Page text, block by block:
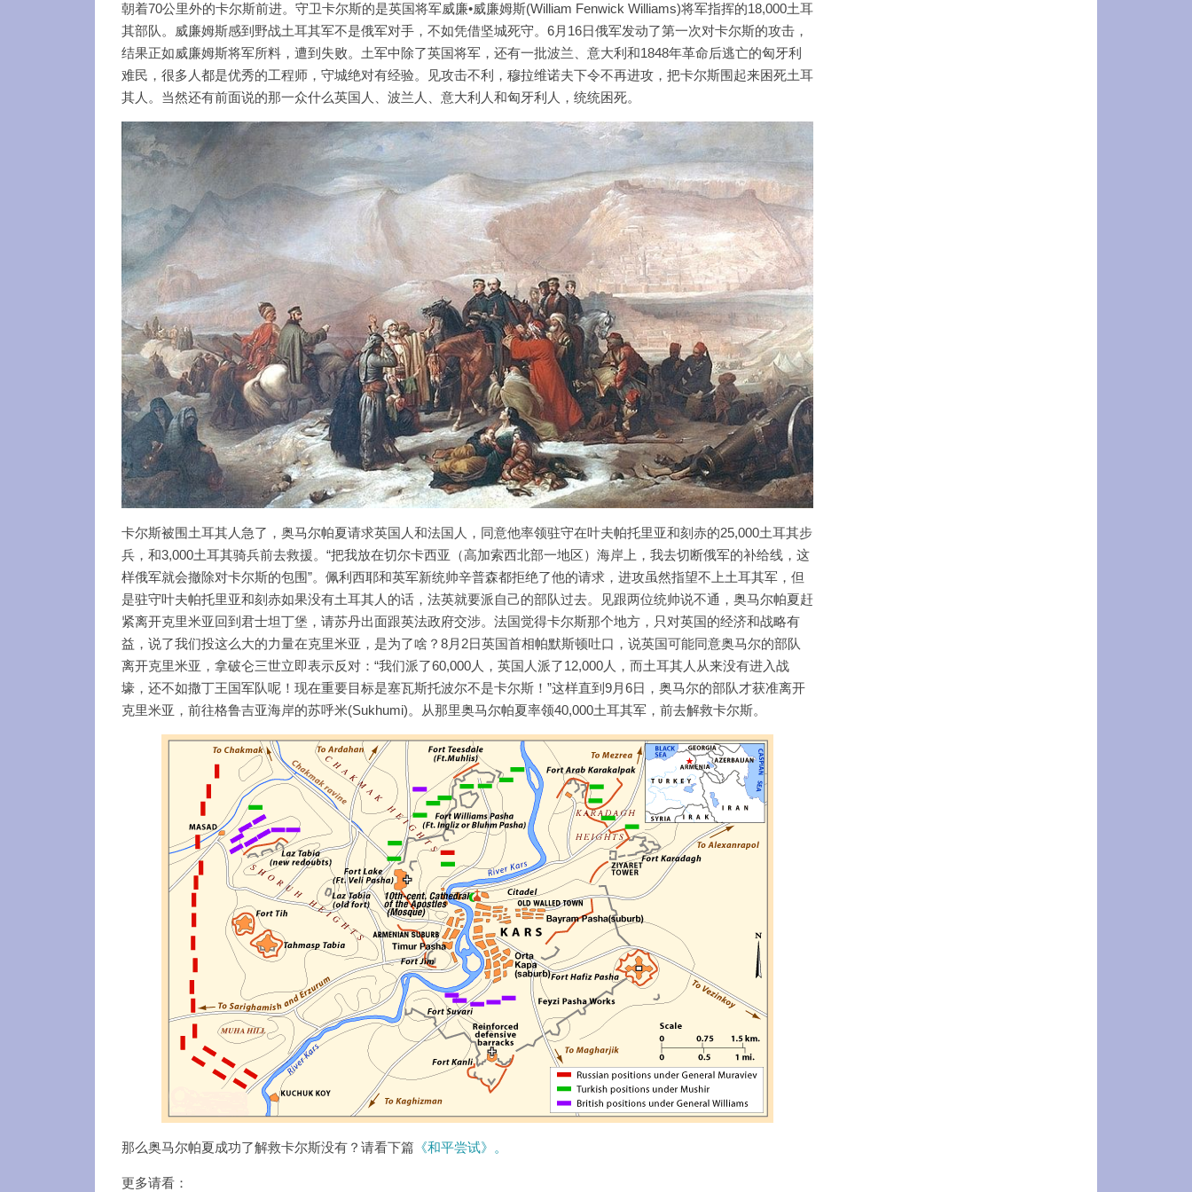
朝着70公里外的卡尔斯前进。守卫卡尔斯的是英国将军威廉•威廉姆斯(William Fenwick Williams)将军指挥的18,000土耳
其部队。威廉姆斯感到野战土耳其军不是俄军对手，不如凭借坚城死守。6月16日俄军发动了第一次对卡尔斯的攻击，
结果正如威廉姆斯将军所料，遭到失败。土军中除了英国将军，还有一批波兰、意大利和1848年革命后逃亡的匈牙利
难民，很多人都是优秀的工程师，守城绝对有经验。见攻击不利，穆拉维诺夫下令不再进攻，把卡尔斯围起来困死土耳
其人。当然还有前面说的那一众什么英国人、波兰人、意大利人和匈牙利人，统统困死。
卡尔斯被围土耳其人急了，奥马尔帕夏请求英国人和法国人，同意他率领驻守在叶夫帕托里亚和刻赤的25,000土耳其步
兵，和3,000土耳其骑兵前去救援。“把我放在切尔卡西亚（高加索西北部一地区）海岸上，我去切断俄军的补给线，这
样俄军就会撤除对卡尔斯的包围”。佩利西耶和英军新统帅辛普森都拒绝了他的请求，进攻虽然指望不上土耳其军，但
是驻守叶夫帕托里亚和刻赤如果没有土耳其人的话，法英就要派自己的部队过去。见跟两位统帅说不通，奥马尔帕夏赶
紧离开克里米亚回到君士坦丁堡，请苏丹出面跟英法政府交涉。法国觉得卡尔斯那个地方，只对英国的经济和战略有
益，说了我们投这么大的力量在克里米亚，是为了啥？8月2日英国首相帕默斯顿吐口，说英国可能同意奥马尔的部队
离开克里米亚，拿破仑三世立即表示反对：“我们派了60,000人，英国人派了12,000人，而土耳其人从来没有进入战
壕，还不如撒丁王国军队呢！现在重要目标是塞瓦斯托波尔不是卡尔斯！”这样直到9月6日，奥马尔的部队才获准离开
克里米亚，前往格鲁吉亚海岸的苏呼米(Sukhumi)。从那里奥马尔帕夏率领40,000土耳其军，前去解救卡尔斯。
那么奥马尔帕夏成功了解救卡尔斯没有？请看下篇 《和平尝试》。
更多请看：